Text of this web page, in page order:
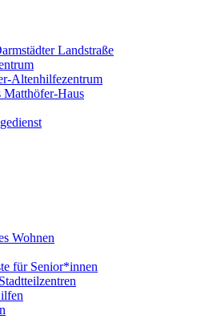
Landstraße
Altenhilfezentrum
Matthöfer-Haus
Wohnen
für Senior*innen